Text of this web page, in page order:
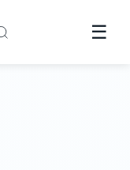
☰